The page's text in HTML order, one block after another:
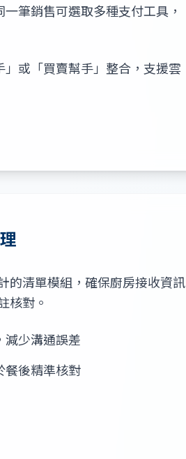
筆銷售可選取多種支付工具，
或「買賣幫手」整合，支援雲
的清單模組，確保廚房接收資訊
核對。
減少溝通誤差
餐後精準核對